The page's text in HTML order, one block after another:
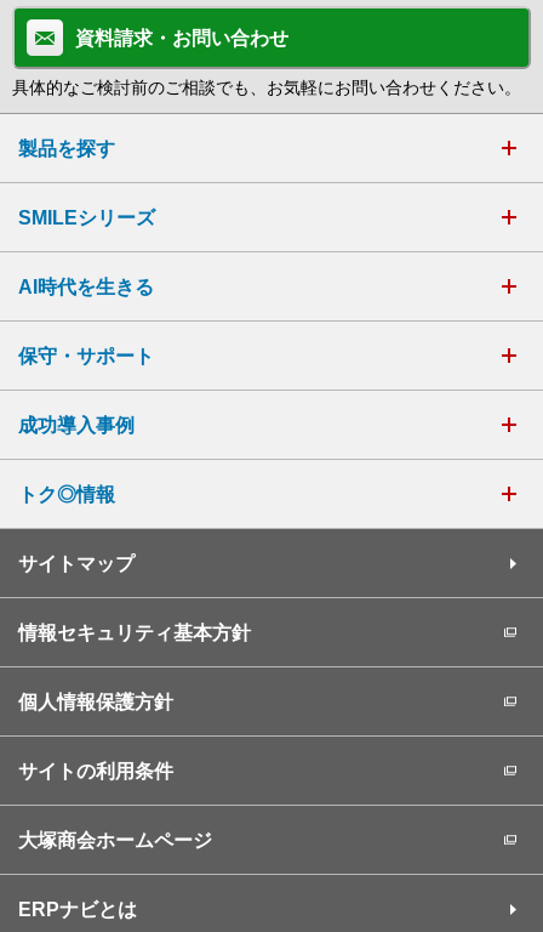
資料請求・お問い合わせ
具体的なご検討前のご相談でも、お気軽にお問い合わせください。
製品を探す
SMILEシリーズ
AI時代を生きる
保守・サポート
成功導入事例
トク◎情報
サイトマップ
情報セキュリティ基本方針
個人情報保護方針
サイトの利用条件
大塚商会ホームページ
ERPナビとは